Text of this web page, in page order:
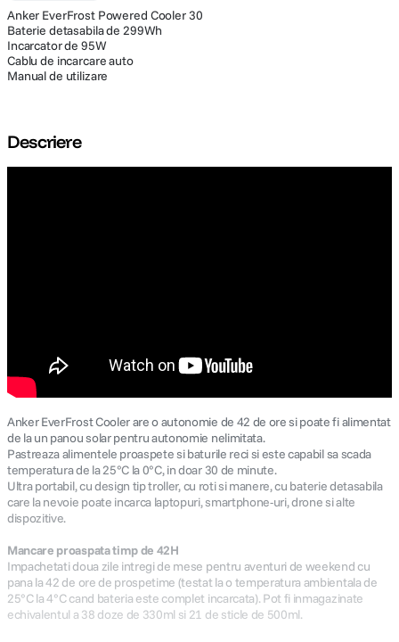
Anker EverFrost Powered Cooler 30
Baterie detasabila de 299Wh
Incarcator de 95W
Cablu de incarcare auto
Manual de utilizare
Descriere
Anker EverFrost Cooler are o autonomie de 42 de ore si poate fi alimentat
de la un panou solar pentru autonomie nelimitata.
Pastreaza alimentele proaspete si baturile reci si este capabil sa scada
temperatura de la 25°C la 0°C, in doar 30 de minute.
Ultra portabil, cu design tip troller, cu roti si manere, cu baterie detasabila
care la nevoie poate incarca laptopuri, smartphone-uri, drone si alte
dispozitive.
Mancare proaspata timp de 42H
Impachetati doua zile intregi de mese pentru aventuri de weekend cu
pana la 42 de ore de prospetime (testat la o temperatura ambientala de
25°C la 4°C cand bateria este complet incarcata). Pot fi inmagazinate
echivalentul a 38 doze de 330ml si 21 de sticle de 500ml.